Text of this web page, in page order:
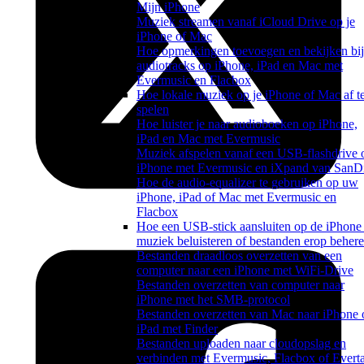
Mijn iPhone
Muziek streamen vanaf iCloud Drive op je
iPhone of Mac
Hoe opmerkingen toevoegen en bekijken
audiotracks op iPhone, iPad en Mac met
Evermusic en Flacbox
Hoe lokale muziek op je iPhone of Mac af
spelen
Hoe luister je naar audioboeken op iPhone,
iPad en Mac met Evermusic
Muziek afspelen vanaf een USB-flashdrive
iPhone met Evermusic en iXpand van
Hoe de audio-equalizer te gebruiken op uw
iPhone, iPad of Mac met Evermusic en
Flacbox
Hoe een USB-stick aansluiten op de iPhone
muziek beluisteren of bestanden erop
Bestanden draadloos overzetten van een
computer naar een iPhone met WiFi-Drive
Bestanden overzetten van computer naar
iPhone met het SMB-protocol
Bestanden overzetten van Mac naar iPhone
iPad met Finder
Bestanden uploaden naar cloudopslag en
verbinden met Evermusic, Flacbox of